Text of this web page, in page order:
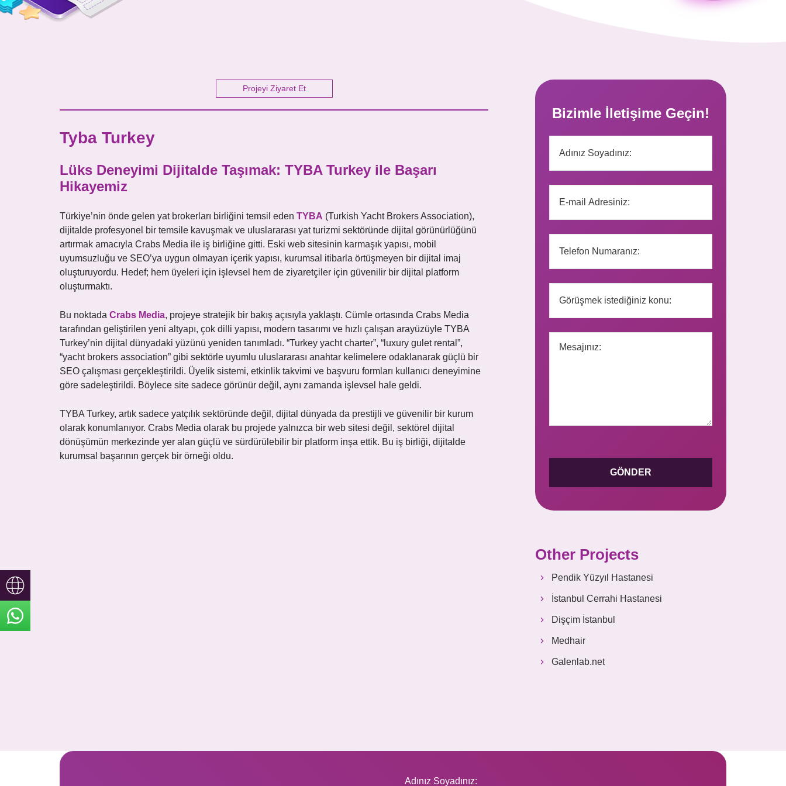
Projeyi Ziyaret Et
Tyba Turkey
Lüks Deneyimi Dijitalde Taşımak: TYBA Turkey ile Başarı
Hikayemiz
Türkiye’nin önde gelen yat brokerları birliğini temsil eden TYBA (Turkish Yacht Brokers Association),
dijitalde profesyonel bir temsile kavuşmak ve uluslararası yat turizmi sektöründe dijital görünürlüğünü
artırmak amacıyla Crabs Media ile iş birliğine gitti. Eski web sitesinin karmaşık yapısı, mobil
uyumsuzluğu ve SEO’ya uygun olmayan içerik yapısı, kurumsal itibarla örtüşmeyen bir dijital imaj
oluşturuyordu. Hedef; hem üyeleri için işlevsel hem de ziyaretçiler için güvenilir bir dijital platform
oluşturmaktı.
Bu noktada Crabs Media, projeye stratejik bir bakış açısıyla yaklaştı. Cümle ortasında Crabs Media
tarafından geliştirilen yeni altyapı, çok dilli yapısı, modern tasarımı ve hızlı çalışan arayüzüyle TYBA
Turkey’nin dijital dünyadaki yüzünü yeniden tanımladı. “Turkey yacht charter”, “luxury gulet rental”,
“yacht brokers association” gibi sektörle uyumlu uluslararası anahtar kelimelere odaklanarak güçlü bir
SEO çalışması gerçekleştirildi. Üyelik sistemi, etkinlik takvimi ve başvuru formları kullanıcı deneyimine
göre sadeleştirildi. Böylece site sadece görünür değil, aynı zamanda işlevsel hale geldi.
TYBA Turkey, artık sadece yatçılık sektöründe değil, dijital dünyada da prestijli ve güvenilir bir kurum
olarak konumlanıyor. Crabs Media olarak bu projede yalnızca bir web sitesi değil, sektörel dijital
dönüşümün merkezinde yer alan güçlü ve sürdürülebilir bir platform inşa ettik. Bu iş birliği, dijitalde
kurumsal başarının gerçek bir örneği oldu.
Bizimle İletişime Geçin!
Other Projects
Pendik Yüzyıl Hastanesi
İstanbul Cerrahi Hastanesi
Dişçim İstanbul
Medhair
Galenlab.net
Adınız Soyadınız: